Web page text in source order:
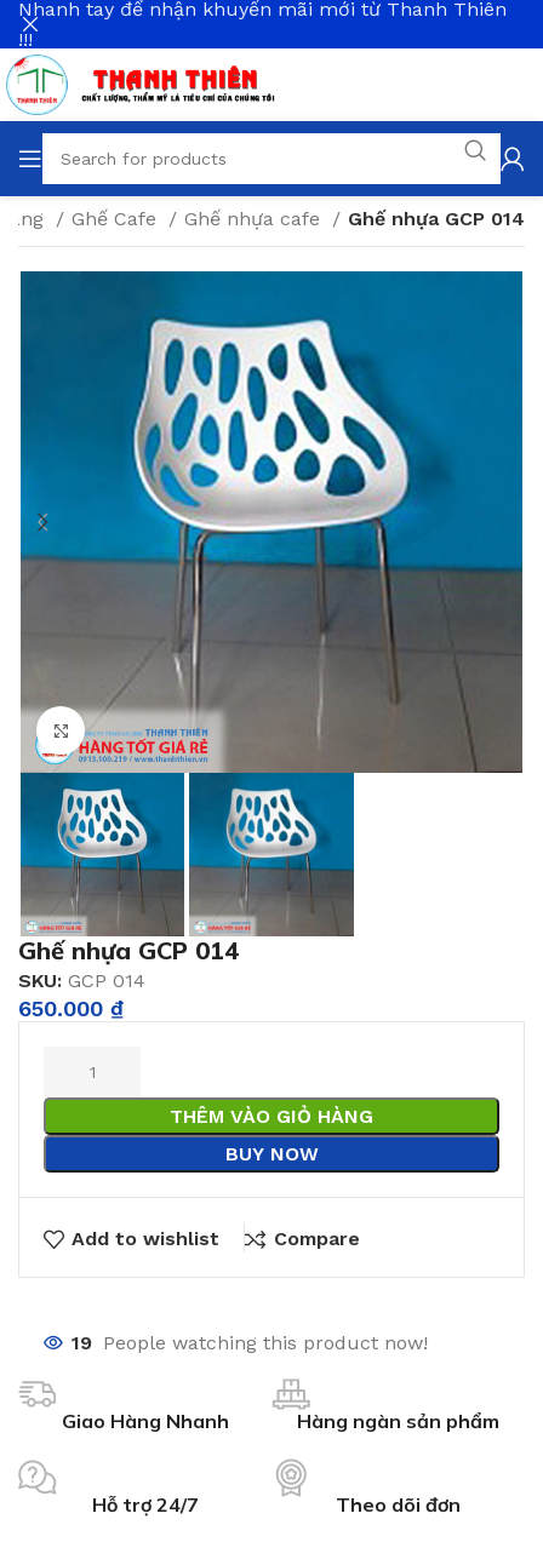
Ghế Cafe Ghế nhựa cafe Ghế nhựa GCP 014
Click to enlarge
Ghế nhựa GCP 014
SKU: GCP 014
650.000 ₫
THÊM VÀO GIỎ HÀNG
BUY NOW
Add to wishlist Compare
19 People watching this product now!
Giao Hàng Nhanh Hàng ngàn sản phẩm
Hỗ trợ 24/7 Theo dõi đơn
Nhanh tay để nhận khuyến mãi mới từ Thanh Thiên
!!!